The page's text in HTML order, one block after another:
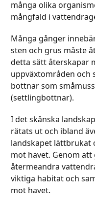
många olika
mångfald i
Många gånger
sten och grus måste
detta sätt återskapar
uppväxtområden och
bottnar som
(settlingbottnar).
I det skånska
rätats ut och ibland
landskapet lättbrukat
mot havet. Genom
återmeandra
viktiga habitat och
mot havet.